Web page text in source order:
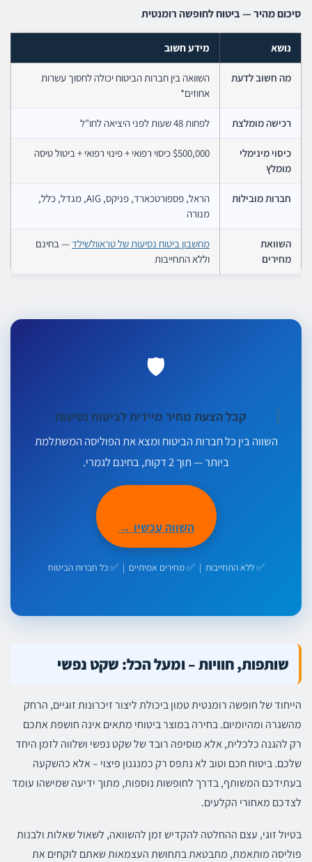
סיכום מהיר — ביטוח לחופשה רומנטית
נושא מידע חשוב
מה חשוב לדעת
השוואה בין חברות הביטוח יכולה לחסוך עשרות
אחוזים*
רכישה מומלצת לפחות 48 שעות לפני היציאה לחו"ל
כיסוי מינימלי
מומלץ
$500,000 כיסוי רפואי + פינוי רפואי + ביטול טיסה
חברות מובילות
הראל, פספורטכארד, פניקס, AIG, מגדל, כלל,
מנורה
השוואת
מחירים
מחשבון ביטוח נסיעות של טראוולשילד— בחינם
וללא התחייבות
🛡️
קבל הצעת מחיר מיידית לביטוח נסיעות
השווה בין כל חברות הביטוח ומצא את הפוליסה המשתלמת
ביותר — תוך 2 דקות, בחינם לגמרי.
השווה עכשיו →
✅ ללא התחייבות | ✅ מחירים אמיתיים | ✅ כל חברות הביטוח
שותפות, חוויות – ומעל הכל: שקט נפשי
הייחוד של חופשה רומנטית טמון ביכולת ליצור זיכרונות זוגיים, הרחק
מהשגרה ומהיומיום. בחירה במוצר ביטוחי מתאים אינה חושפת אתכם
רק להגנה כלכלית, אלא מוסיפה רובד של שקט נפשי ושלווה לזמן היחד
שלכם. ביטוח חכם וטוב לא נתפס רק כמנגנון פיצוי – אלא כהשקעה
בעתידכם המשותף, בדרך לחופשות נוספות, מתוך ידיעה שמישהו עומד
לצדכם מאחורי הקלעים.
בטיול זוגי, עצם ההחלטה להקדיש זמן להשוואה, לשאול שאלות ולבנות
פוליסה מותאמת, מתבטאת בתחושת העצמאות שאתם לוקחים את